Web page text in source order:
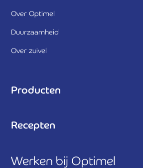
Over Optimel
Duurzaamheid
Over zuivel
Producten
Recepten
Werken bij Optimel